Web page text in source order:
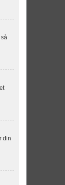
så
din